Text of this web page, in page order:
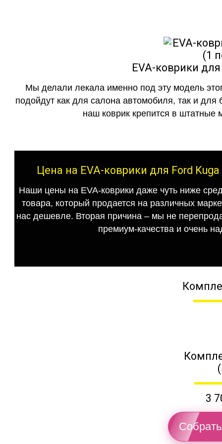
EVA-коврики
Мы делали лекала именно под эту модель
подойдут как для салона автомобиля, так и для
наш коврик крепится в штатные
Цена на EVA-коврики для Ford
Наши цены на EVA-коврики даже чуть ниже
товара, который продается на различных
нас дешевле. Вторая причина – мы не
премиум-качества и очень
3